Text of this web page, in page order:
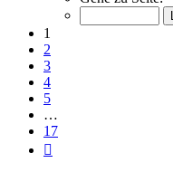
von
1
2
3
4
5
…
17